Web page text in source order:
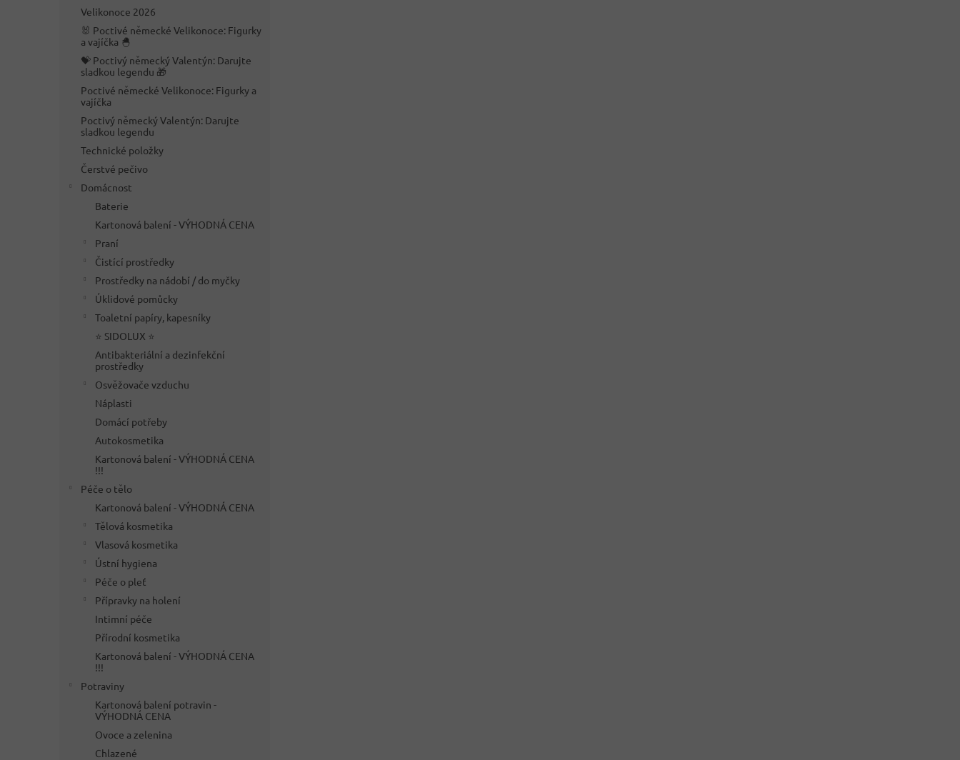
Velikonoce 2026
🐰 Poctivé německé Velikonoce: Figurky
a vajíčka 🐣
💝 Poctivý německý Valentýn: Darujte
sladkou legendu 🎁
Poctivé německé Velikonoce: Figurky a
vajíčka
Poctivý německý Valentýn: Darujte
sladkou legendu
Technické položky
Čerstvé pečivo
Domácnost
Baterie
Kartonová balení - VÝHODNÁ CENA
Praní
Čistící prostředky
Prostředky na nádobí / do myčky
Úklidové pomůcky
Toaletní papíry, kapesníky
⭐ SIDOLUX ⭐
Antibakteriální a dezinfekční
prostředky
Osvěžovače vzduchu
Náplasti
Domácí potřeby
Autokosmetika
Kartonová balení - VÝHODNÁ CENA
!!!
Péče o tělo
Kartonová balení - VÝHODNÁ CENA
Tělová kosmetika
Vlasová kosmetika
Ústní hygiena
Péče o pleť
Přípravky na holení
Intimní péče
Přírodní kosmetika
Kartonová balení - VÝHODNÁ CENA
!!!
Potraviny
Kartonová balení potravin -
VÝHODNÁ CENA
Ovoce a zelenina
Chlazené